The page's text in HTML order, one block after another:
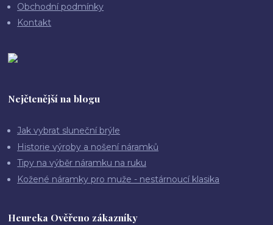
Obchodní podmínky
Kontakt
Nejčtenější na blogu
Jak vybrat sluneční brýle
Historie výroby a nošení náramků
Tipy na výběr náramku na ruku
Kožené náramky pro muže - nestárnoucí klasika
Heureka Ověřeno zákazníky